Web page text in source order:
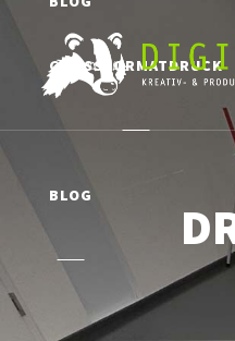
GROSSFORMATDRUCK
BLOG